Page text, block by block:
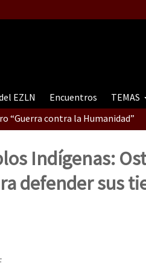
EZLN Encuentros TEMAS
“Guerra contra la Humanidad”
“Guerra contra a
contra a Humanidade” (As
Indígenas:
defender sus